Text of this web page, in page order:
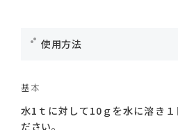
使用方法
基本
水1ｔに対して10ｇを水に溶き１
ださい。